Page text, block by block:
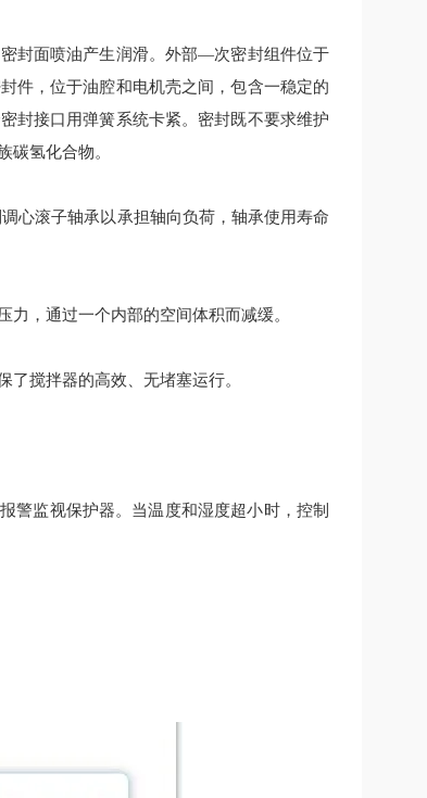
封面喷油产生润滑。外部—次密封组件位于
件，位于油腔和电机壳之间，包含一稳定的
封接口用弹簧系统卡紧。密封既不要求维护
碳氢化合物。
心滚子轴承以承担轴向负荷，轴承使用寿命
，通过一个内部的空间体积而减缓。
搅拌器的高效、无堵塞运行。
报警监视保护器。当温度和湿度超小时，控制